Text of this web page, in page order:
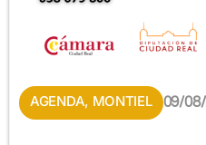
AGENDA, MONTIEL 09/